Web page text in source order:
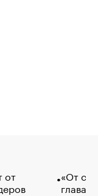
от
«От
глава